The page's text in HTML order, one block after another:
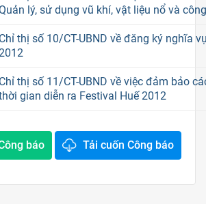
lý, sử dụng vũ khí, vật liệu nổ và
Chỉ thị số 10/CT-UBND về đăng ký nghĩa
Chỉ thị số 11/CT-UBND về việc đảm bảo
gian diễn ra Festival Huế 2012
báo Tải cuốn Công báo